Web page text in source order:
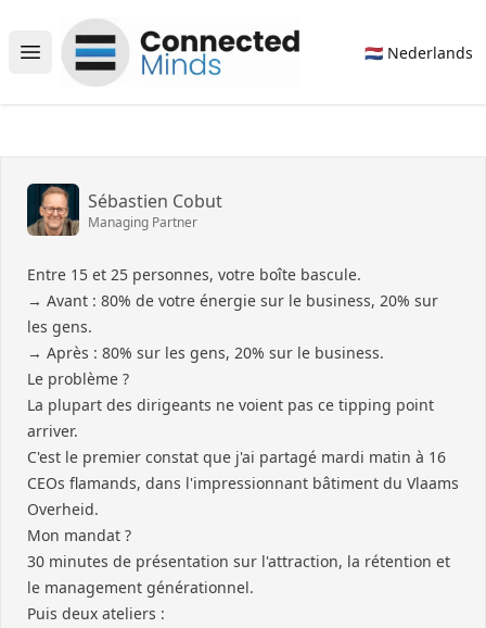
Open main menu
Connected Minds
🇳🇱 Nederlands
Sébastien Cobut
Managing Partner
Entre 15 et 25 personnes, votre boîte bascule.
→ Avant : 80% de votre énergie sur le business, 20% sur
les gens.
→ Après : 80% sur les gens, 20% sur le business.
Le problème ?
La plupart des dirigeants ne voient pas ce tipping point
arriver.
C'est le premier constat que j'ai partagé mardi matin à 16
CEOs flamands, dans l'impressionnant bâtiment du Vlaams
Overheid.
Mon mandat ?
30 minutes de présentation sur l'attraction, la rétention et
le management générationnel.
Puis deux ateliers :